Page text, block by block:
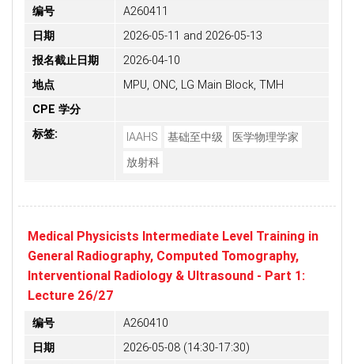
编号
A260411
日期
2026-05-11 and 2026-05-13
报名截止日期
2026-04-10
地点
MPU, ONC, LG Main Block, TMH
CPE 学分
标签:
IAAHS 基础至中级
医学物理学家
放射科
Medical Physicists Intermediate Level Training in
General Radiography, Computed Tomography,
Interventional Radiology & Ultrasound - Part 1:
Lecture 26/27
编号
A260410
日期
2026-05-08 (14:30-17:30)